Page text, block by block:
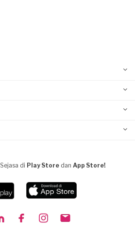
di Play Store dan App Store!